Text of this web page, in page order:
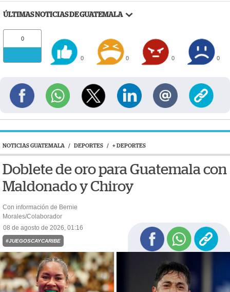
ÚLTIMAS NOTICIAS DE GUATEMALA
0
0 0 0 0
NOTICIAS GUATEMALA / DEPORTES / + DEPORTES
Doblete de oro para Guatemala con
Maldonado y Chiroy
Con información de Bernie
Morales/Colaborador
08 de agosto de 2026, 01:16
#JUEGOSCAYCARIBE